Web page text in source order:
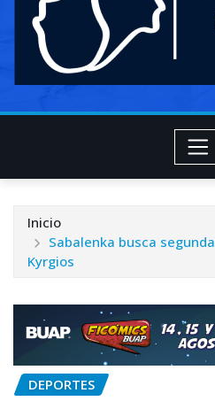
Inicio
Sabalenka busca
Kyrgios
DEPORTES